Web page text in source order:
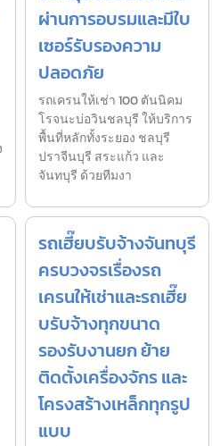
ผ่านการอบรมและมีใบ
เซอร์รับรองความ
ปลอดภัย
รถเครนให้เช่า 100 ตันนิคม
โรจนะบ่อวินชลบุรี ให้บริการ
พื้นที่หลักทั้งระยอง ชลบุรี
ปราจีนบุรี สระแก้ว และ
จันทบุรี ด้วยทีมงา
รถเฮี๊ยบรับจ้างจันทบุรี
ครบวงจรเรื่องรถ
เครนให้เช่าและรถเฮี๊ย
บรับจ้างทุกขนาด
รองรับงานยก ย้าย
ติดตั้งเครื่องจักร และ
โครงสร้างเหล็กทุกรูป
แบบ